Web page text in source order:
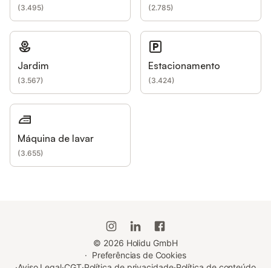
(3.495) (2.785)
Jardim
(3.567)
Estacionamento
(3.424)
Máquina de lavar
(3.655)
© 2026 Holidu GmbH
· Preferências de Cookies